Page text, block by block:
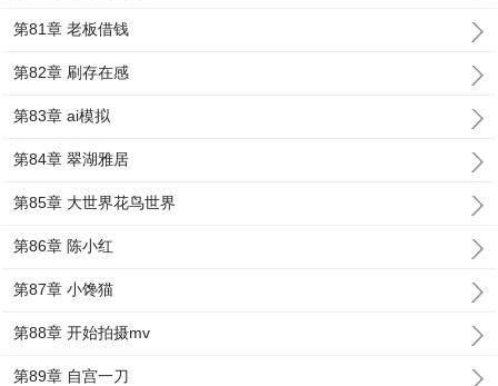
第81章 老板借钱
第82章 刷存在感
第83章 ai模拟
第84章 翠湖雅居
第85章 大世界花鸟世界
第86章 陈小红
第87章 小馋猫
第88章 开始拍摄mv
第89章 自宫一刀